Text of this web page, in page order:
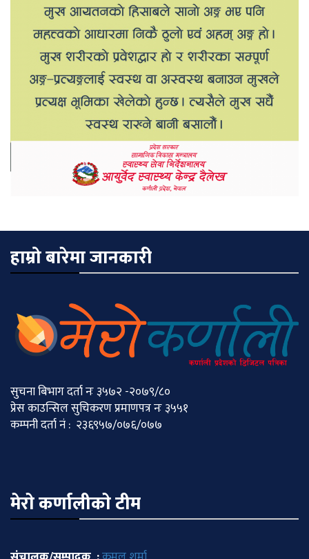
हाम्रो बारेमा जानकारी
सुचना बिभाग दर्ता नः ३५७२ -२०७९/८०
प्रेस काउन्सिल सुचिकरण प्रमाणपत्र नः ३५५१
कम्पनी दर्ता नं : २३६९५७/०७६/०७७
मेराे कर्णालीकाे टीम